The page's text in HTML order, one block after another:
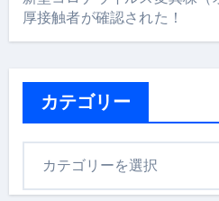
厚接触者が確認された！
カテゴリー